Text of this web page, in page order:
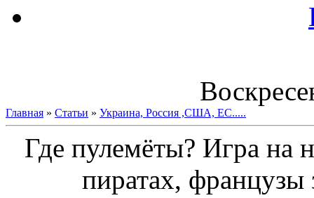
Главная » Статьи » Украина, Россия ,США, ЕС.....
Где пулемёты? Игра на
пиратах, французы